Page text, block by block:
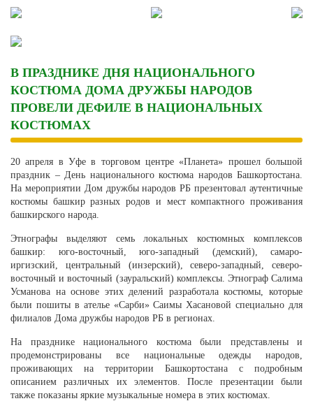
Skip
content
В ПРАЗДНИКЕ ДНЯ НАЦИОНАЛЬНОГО
КОСТЮМА ДОМА ДРУЖБЫ НАРОДОВ
ПРОВЕЛИ ДЕФИЛЕ В НАЦИОНАЛЬНЫХ
КОСТЮМАХ
20 апреля в Уфе в торговом центре «Планета» прошел большой
праздник – День национального костюма народов Башкортостана.
На мероприятии Дом дружбы народов РБ презентовал аутентичные
костюмы башкир разных родов и мест компактного проживания
башкирского народа.
Этнографы выделяют семь локальных костюмных комплексов
башкир: юго-восточный, юго-западный (демский), самаро-
иргизский, центральный (инзерский), северо-западный, северо-
восточный и восточный (зауральский) комплексы. Этнограф Салима
Усманова на основе этих делений разработала костюмы, которые
были пошиты в ателье «Сарби» Саимы Хасановой специально для
филиалов Дома дружбы народов РБ в регионах.
На празднике национального костюма были представлены и
продемонстрированы все национальные одежды народов,
проживающих на территории Башкортостана с подробным
описанием различных их элементов. После презентации были
также показаны яркие музыкальные номера в этих костюмах.